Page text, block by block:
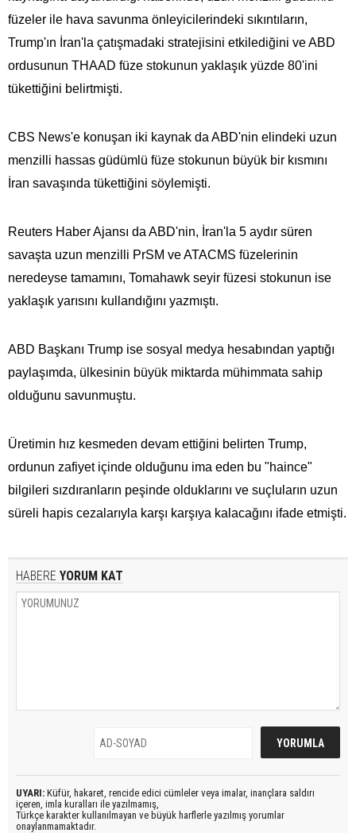
füzeler ile hava savunma önleyicilerindeki sıkıntıların,
Trump'ın İran'la çatışmadaki stratejisini etkilediğini ve ABD
ordusunun THAAD füze stokunun yaklaşık yüzde 80'ini
tükettiğini belirtmişti.
CBS News'e konuşan iki kaynak da ABD'nin elindeki uzun
menzilli hassas güdümlü füze stokunun büyük bir kısmını
İran savaşında tükettiğini söylemişti.
Reuters Haber Ajansı da ABD'nin, İran'la 5 aydır süren
savaşta uzun menzilli PrSM ve ATACMS füzelerinin
neredeyse tamamını, Tomahawk seyir füzesi stokunun ise
yaklaşık yarısını kullandığını yazmıştı.
ABD Başkanı Trump ise sosyal medya hesabından yaptığı
paylaşımda, ülkesinin büyük miktarda mühimmata​​​​​​​ sahip
olduğunu savunmuştu.
Üretimin hız kesmeden devam ettiğini belirten Trump,
ordunun zafiyet içinde olduğunu ima eden bu "haince"
bilgileri sızdıranların peşinde olduklarını ve suçluların uzun
süreli hapis cezalarıyla karşı karşıya kalacağını ifade etmişti.
HABERE YORUM KAT
UYARI: Küfür, hakaret, rencide edici cümleler veya imalar, inançlara saldırı
içeren, imla kuralları ile yazılmamış,
Türkçe karakter kullanılmayan ve büyük harflerle yazılmış yorumlar
onaylanmamaktadır.